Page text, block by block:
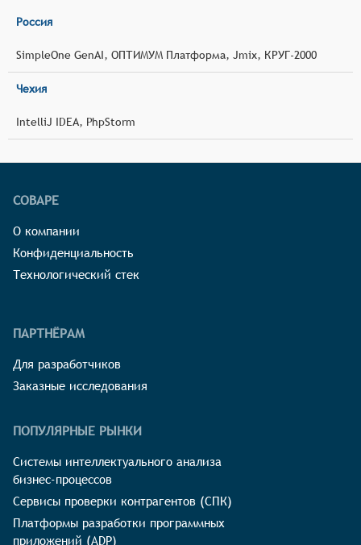
Россия
SimpleOne GenAI, ОПТИМУМ Платформа, Jmix, КРУГ-2000
Чехия
IntelliJ IDEA, PhpStorm
СОВАРЕ
О компании
Конфиденциальность
Технологический стек
ПАРТНЁРАМ
Для разработчиков
Заказные исследования
ПОПУЛЯРНЫЕ РЫНКИ
Системы интеллектуального анализа
бизнес-процессов
Сервисы проверки контрагентов (СПК)
Платформы разработки программных
приложений (ADP)